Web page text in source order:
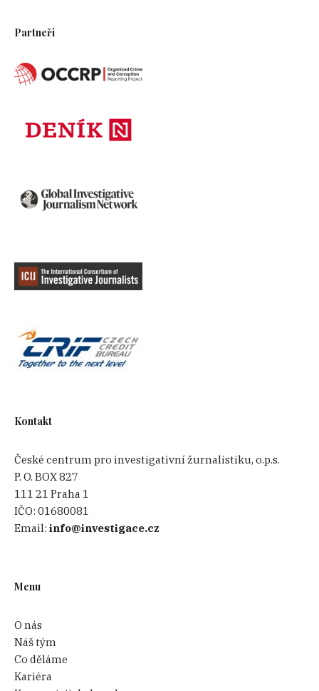
Partneři
Kontakt
České centrum pro investigativní žurnalistiku, o.p.s.
P. O. BOX 827
111 21 Praha 1
IČO:01680081
Email:info@investigace.cz
Menu
O nás
Náš tým
Co děláme
Kariéra